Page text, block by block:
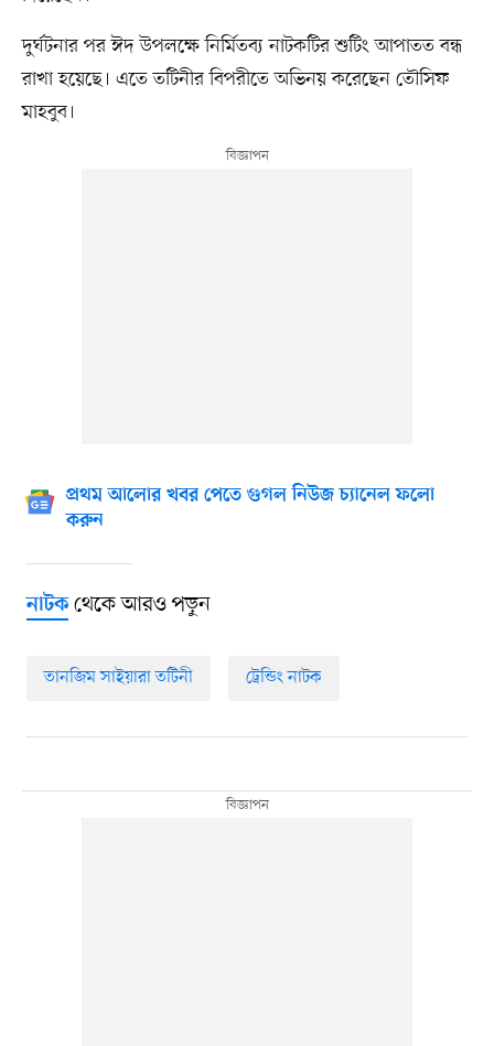
দুর্ঘটনার পর ঈদ উপলক্ষে নির্মিতব্য নাটকটির শুটিং আপাতত বন্ধ
রাখা হয়েছে। এতে তটিনীর বিপরীতে অভিনয় করেছেন তৌসিফ
মাহবুব।
প্রথম আলোর খবর পেতে গুগল নিউজ চ্যানেল ফলো
করুন
নাটকথেকে আরও পড়ুন
তানজিম সাইয়ারা তটিনী ট্রেন্ডিং নাটক